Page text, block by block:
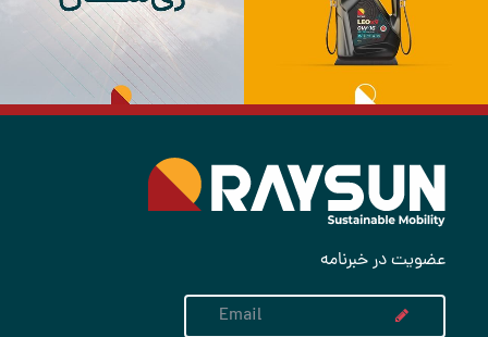
عضویت در خبرنامه